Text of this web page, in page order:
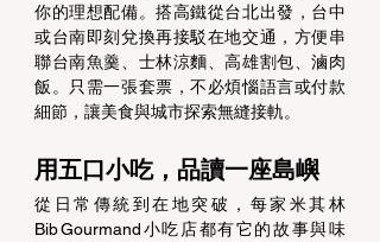
你的理想配備。搭高鐵從台北出發，台中
或台南即刻兌換再接駁在地交通，方便串
聯台南魚羹、士林涼麵、高雄割包、滷肉
飯。只需一張套票，不必煩惱語言或付款
細節，讓美食與城市探索無縫接軌。
用五口小吃，品讀一座島嶼
從日常傳統到在地突破，每家米其林
Bib Gourmand小吃店都有它的故事與味